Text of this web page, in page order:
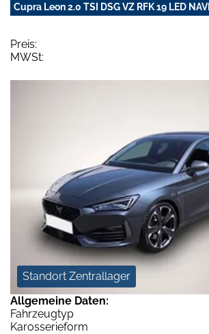
Cupra Leon 2.0 TSI DSG VZ RFK 19 LED NAVI
Preis:
MWSt:
Standort Zentrallager
Allgemeine Daten:
Fahrzeugtyp
Karosserieform